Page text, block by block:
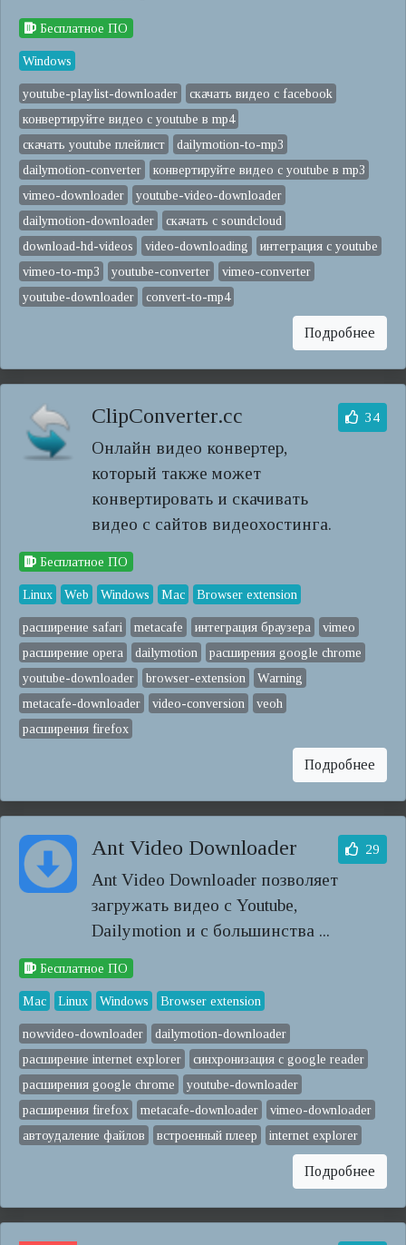
Бесплатное ПО
Windows
youtube-playlist-downloader
скачать видео с facebook
конвертируйте видео с youtube в mp4
скачать youtube плейлист
dailymotion-to-mp3
dailymotion-converter
конвертируйте видео с youtube в mp3
vimeo-downloader
youtube-video-downloader
dailymotion-downloader
скачать с soundcloud
download-hd-videos
video-downloading
интеграция с youtube
vimeo-to-mp3
youtube-converter
vimeo-converter
youtube-downloader
convert-to-mp4
Подробнее
ClipConverter.cc
Онлайн видео конвертер,
который также может
конвертировать и скачивать
видео с сайтов видеохостинга.
34
Бесплатное ПО
Linux Web Windows Mac Browser extension
расширение safari metacafe интеграция браузера
vimeo
расширение opera
dailymotion
расширения google chrome
youtube-downloader
browser-extension
Warning
metacafe-downloader
video-conversion
veoh
расширения firefox
Подробнее
Ant Video Downloader
Ant Video Downloader позволяет
загружать видео с Youtube,
Dailymotion и с большинства ...
29
Бесплатное ПО
Mac Linux Windows Browser extension
nowvideo-downloader
dailymotion-downloader
расширение internet explorer
синхронизация с google reader
расширения google chrome
youtube-downloader
расширения firefox
metacafe-downloader
vimeo-downloader
автоудаление файлов
встроенный плеер internet explorer
Подробнее